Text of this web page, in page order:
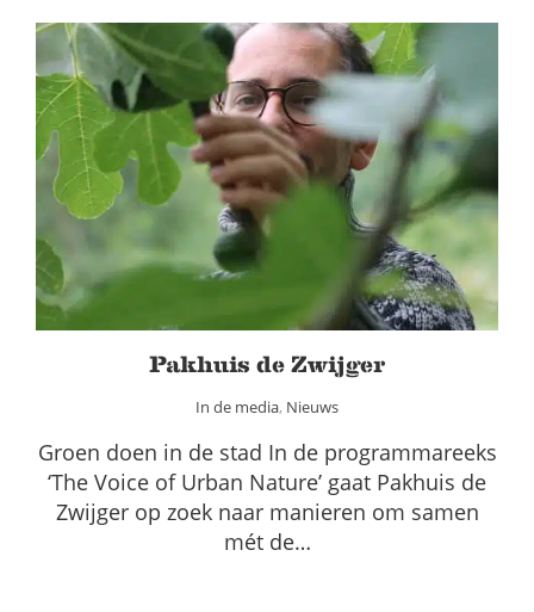
Pakhuis de Zwijger
In de media Nieuws
Pakhuis de Zwijger
In de media, Nieuws
Groen doen in de stad In de programmareeks
‘The Voice of Urban Nature’ gaat Pakhuis de
Zwijger op zoek naar manieren om samen
mét de…